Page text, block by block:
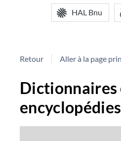
HAL Bnu
Retour Aller à la page
Dictionnaires
encyclopédies